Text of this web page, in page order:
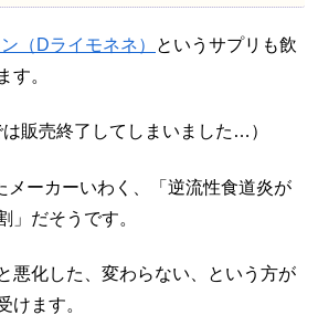
（Dライモネネ）
というサプリも飲
す。
は販売終了してしまいました…）
メーカーいわく、「逆流性食道炎が
」だそうです。
悪化した、変わらない、という方が
けます。